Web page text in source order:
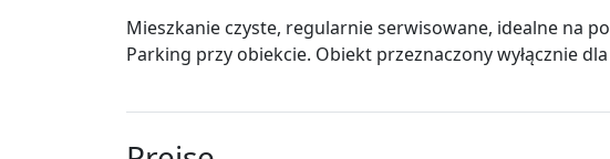
Mieszkanie czyste, regularnie serwisowane, idealne na
Parking przy obiekcie. Obiekt przeznaczony wyłącznie